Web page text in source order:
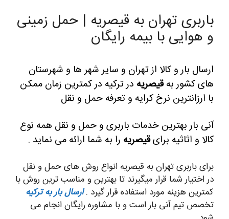
باربری تهران به قیصریه | حمل زمینی
و هوایی با بیمه رایگان
ارسال بار و کالا از تهران و سایر شهر ها و شهرستان
های کشور بهقیصریه در ترکیه در کمترین زمان ممکن
با ارزانترین نرخ کرایه و تعرفه حمل و نقل
آنی بار بهترین خدمات باربری و حمل و نقل همه نوع
کالا و اثاثیه برایقیصریه را به شما ارائه می نماید .
برای باربری تهران به قیصریه انواع روش های حمل و نقل
در اختیار شما قرار میگیرند تا بهترین و مناسب ترین روش با
کمترین هزینه مورد استفاده قرار گیرد .ارسال بار به ترکیه
تخصص تیم آنی بار است و با مشاوره رایگان انجام می